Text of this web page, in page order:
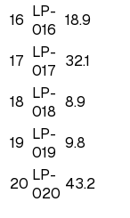
16 LP-
016
18.9
17 LP-
017
32.1
18 LP-
018
8.9
19 LP-
019
9.8
20 LP-
020
43.2